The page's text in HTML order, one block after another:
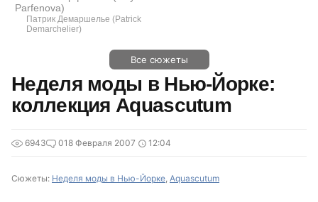
Parfenova)
Патрик Демаршелье (Patrick
Demarchelier)
Все сюжеты
Неделя моды в Нью-Йорке:
коллекция Aquascutum
6943 018 Февраля 2007 12:04
Сюжеты: Неделя моды в Нью-Йорке, Aquascutum